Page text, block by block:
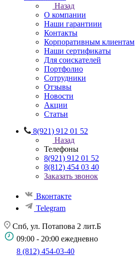
Назад
О компании
Наши гарантиии
Контакты
Корпоративным клиентам
Наши сертификаты
Для соискателей
Портфолио
Сотрудники
Отзывы
Новости
Акции
Статьи
8(921) 912 01 52
Назад
Телефоны
8(921) 912 01 52
8(812) 454 03 40
Заказать звонок
Вконтакте
Telegram
Спб, ул. Потапова 2 лит.Б
09:00 - 20:00 ежедневно
8 (812) 454-03-40